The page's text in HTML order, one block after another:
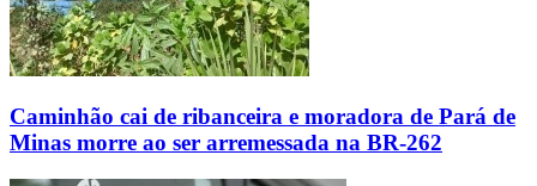
Caminhão cai de ribanceira e moradora de Pará de
Minas morre ao ser arremessada na BR-262